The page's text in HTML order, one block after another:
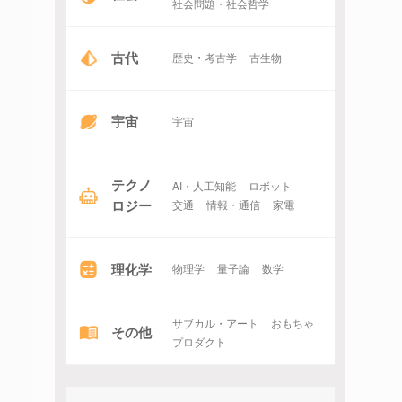
社会問題・社会哲学
古代 歴史・考古学 古生物
宇宙 宇宙
テクノ
ロジー
AI・人工知能
ロボット
交通
情報・通信 家電
理化学 物理学 量子論 数学
その他 サブカル・アート
おもちゃ
プロダクト